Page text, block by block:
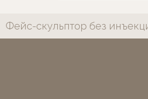
скульптор без инъекций